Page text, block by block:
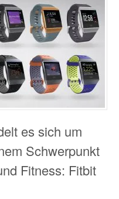
es sich um
Schwerpunkt
Fitness: Fitbit